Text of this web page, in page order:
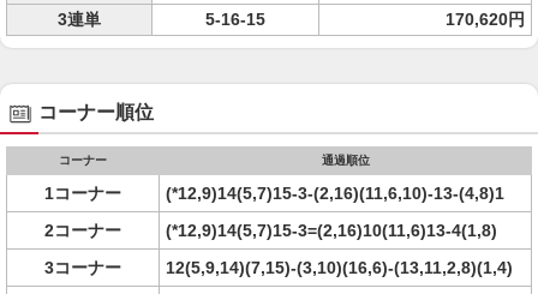
3連単
5-16-15 170,620円
コーナー順位
コーナー 通過順位
1コーナー
(*12,9)14(5,7)15-3-(2,16)(11,6,10)-13-(4,8)1
2コーナー
(*12,9)14(5,7)15-3=(2,16)10(11,6)13-4(1,8)
3コーナー
12(5,9,14)(7,15)-(3,10)(16,6)-(13,11,2,8)(1,4)